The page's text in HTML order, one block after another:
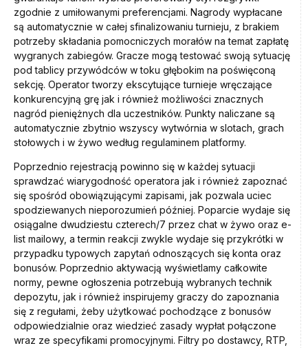
zgodnie z umiłowanymi preferencjami. Nagrody wypłacane
są automatycznie w całej sfinalizowaniu turnieju, z brakiem
potrzeby składania pomocniczych morałów na temat zapłatę
wygranych zabiegów. Gracze mogą testować swoją sytuację
pod tablicy przywódców w toku głębokim na poświęconą
sekcję. Operator tworzy ekscytujące turnieje wręczające
konkurencyjną grę jak i również możliwości znacznych
nagród pieniężnych dla uczestników. Punkty naliczane są
automatycznie zbytnio wszyscy wytwórnia w slotach, grach
stołowych i w żywo według regulaminem platformy.
Poprzednio rejestracją powinno się w każdej sytuacji
sprawdzać wiarygodność operatora jak i również zapoznać
się spośród obowiązującymi zapisami, jak pozwala uciec
spodziewanych nieporozumień później. Poparcie wydaje się
osiągalne dwudziestu czterech/7 przez chat w żywo oraz e-
list mailowy, a termin reakcji zwykle wydaje się przykrótki w
przypadku typowych zapytań odnoszących się konta oraz
bonusów. Poprzednio aktywacją wyświetlamy całkowite
normy, pewne ogłoszenia potrzebują wybranych technik
depozytu, jak i również inspirujemy graczy do zapoznania
się z regułami, żeby użytkować pochodzące z bonusów
odpowiedzialnie oraz wiedzieć zasady wypłat połączone
wraz ze specyfikami promocyjnymi. Filtry po dostawcy, RTP,